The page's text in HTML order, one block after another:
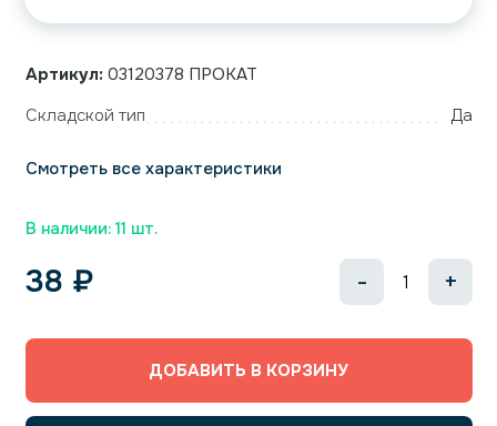
Артикул: 03120378 ПРОКАТ
Складской тип
Да
Смотреть все характеристики
В наличии: 11 шт.
38 ₽ - +
ДОБАВИТЬ В КОРЗИНУ